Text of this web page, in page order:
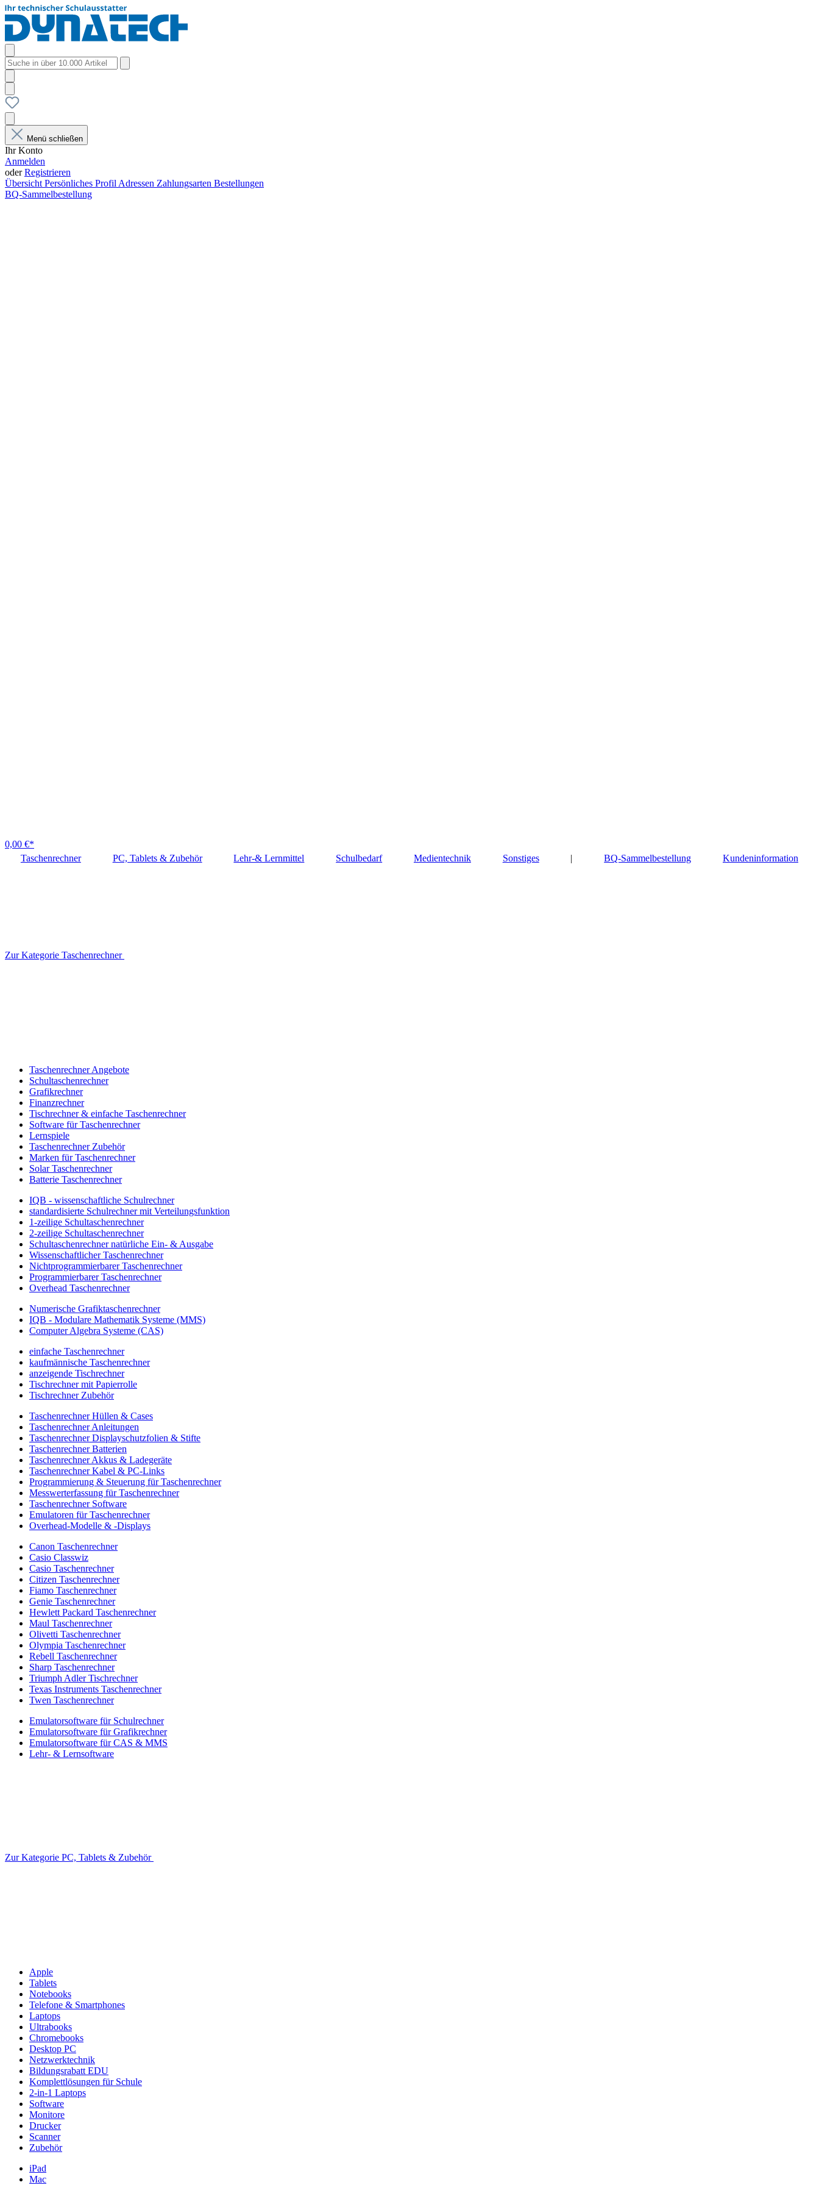
Menü schließen
Ihr Konto
Anmelden
oderRegistrieren
Übersicht Persönliches Profil Adressen Zahlungsarten Bestellungen
BQ-Sammelbestellung
0,00 €*
Taschenrechner
PC, Tablets & Zubehör Lehr-& Lernmittel Schulbedarf Medientechnik Sonstiges | BQ-Sammelbestellung Kundeninformation
Zur Kategorie Taschenrechner
Taschenrechner Angebote
Schultaschenrechner
Grafikrechner
Finanzrechner
Tischrechner & einfache Taschenrechner
Software für Taschenrechner
Lernspiele
Taschenrechner Zubehör
Marken für Taschenrechner
Solar Taschenrechner
Batterie Taschenrechner
IQB - wissenschaftliche Schulrechner
standardisierte Schulrechner mit Verteilungsfunktion
1-zeilige Schultaschenrechner
2-zeilige Schultaschenrechner
Schultaschenrechner natürliche Ein- & Ausgabe
Wissenschaftlicher Taschenrechner
Nichtprogrammierbarer Taschenrechner
Programmierbarer Taschenrechner
Overhead Taschenrechner
Numerische Grafiktaschenrechner
IQB - Modulare Mathematik Systeme (MMS)
Computer Algebra Systeme (CAS)
einfache Taschenrechner
kaufmännische Taschenrechner
anzeigende Tischrechner
Tischrechner mit Papierrolle
Tischrechner Zubehör
Taschenrechner Hüllen & Cases
Taschenrechner Anleitungen
Taschenrechner Displayschutzfolien & Stifte
Taschenrechner Batterien
Taschenrechner Akkus & Ladegeräte
Taschenrechner Kabel & PC-Links
Programmierung & Steuerung für Taschenrechner
Messwerterfassung für Taschenrechner
Taschenrechner Software
Emulatoren für Taschenrechner
Overhead-Modelle & -Displays
Canon Taschenrechner
Casio Classwiz
Casio Taschenrechner
Citizen Taschenrechner
Fiamo Taschenrechner
Genie Taschenrechner
Hewlett Packard Taschenrechner
Maul Taschenrechner
Olivetti Taschenrechner
Olympia Taschenrechner
Rebell Taschenrechner
Sharp Taschenrechner
Triumph Adler Tischrechner
Texas Instruments Taschenrechner
Twen Taschenrechner
Emulatorsoftware für Schulrechner
Emulatorsoftware für Grafikrechner
Emulatorsoftware für CAS & MMS
Lehr- & Lernsoftware
Zur Kategorie PC, Tablets & Zubehör
Apple
Tablets
Notebooks
Telefone & Smartphones
Laptops
Ultrabooks
Chromebooks
Desktop PC
Netzwerktechnik
Bildungsrabatt EDU
Komplettlösungen für Schule
2-in-1 Laptops
Software
Monitore
Drucker
Scanner
Zubehör
iPad
Mac